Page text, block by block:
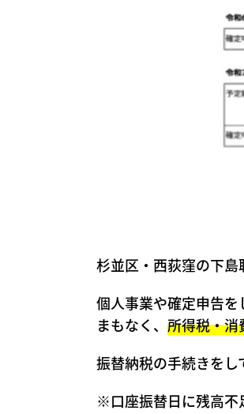
杉並区・西荻窪の下島
個人事業や確定申告を
まもなく、 所得税・消
振替納税の手続きをし
※口座振替日に残高不